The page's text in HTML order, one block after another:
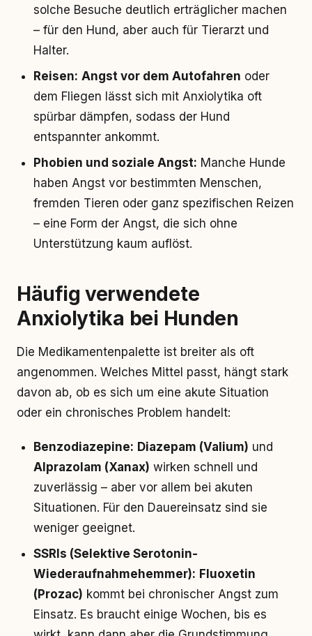
solche Besuche deutlich erträglicher machen
– für den Hund, aber auch für Tierarzt und
Halter.
Reisen: Angst vor dem Autofahren oder
dem Fliegen lässt sich mit Anxiolytika oft
spürbar dämpfen, sodass der Hund
entspannter ankommt.
Phobien und soziale Angst: Manche Hunde
haben Angst vor bestimmten Menschen,
fremden Tieren oder ganz spezifischen Reizen
– eine Form der Angst, die sich ohne
Unterstützung kaum auflöst.
Häufig verwendete
Anxiolytika bei Hunden
Die Medikamentenpalette ist breiter als oft
angenommen. Welches Mittel passt, hängt stark
davon ab, ob es sich um eine akute Situation
oder ein chronisches Problem handelt:
Benzodiazepine: Diazepam (Valium) und
Alprazolam (Xanax) wirken schnell und
zuverlässig – aber vor allem bei akuten
Situationen. Für den Dauereinsatz sind sie
weniger geeignet.
SSRIs (Selektive Serotonin-
Wiederaufnahmehemmer): Fluoxetin
(Prozac) kommt bei chronischer Angst zum
Einsatz. Es braucht einige Wochen, bis es